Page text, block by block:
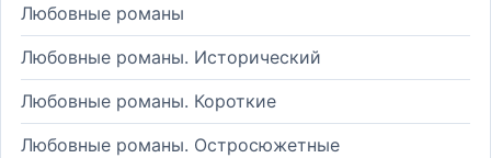
Любовные романы
Любовные романы. Исторический
Любовные романы. Короткие
Любовные романы. Остросюжетные